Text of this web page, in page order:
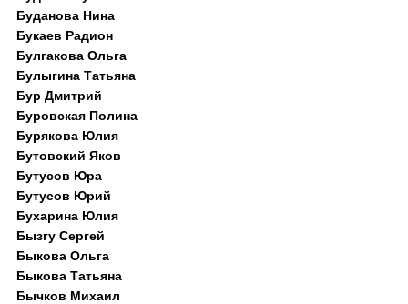
Буданова Нина
Букаев Радион
Булгакова Ольга
Булыгина Татьяна
Бур Дмитрий
Буровская Полина
Бурякова Юлия
Бутовский Яков
Бутусов Юра
Бутусов Юрий
Бухарина Юлия
Бызгу Сергей
Быкова Ольга
Быкова Татьяна
Бычков Михаил